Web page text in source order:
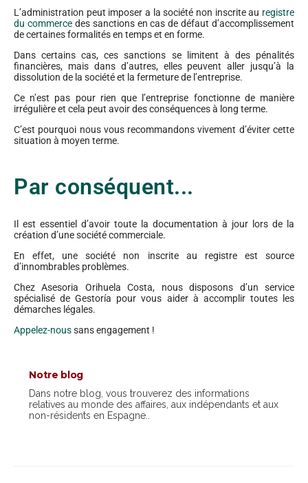
L’administration peut imposer a la société non inscrite au registre
du commercedes sanctions en cas de défaut d’accomplissement
de certaines formalités en temps et en forme.
Dans certains cas, ces sanctions se limitent à des pénalités
financières, mais dans d’autres, elles peuvent aller jusqu’à la
dissolution de la société et la fermeture de l’entreprise.
Ce n’est pas pour rien que l’entreprise fonctionne de manière
irrégulière et cela peut avoir des conséquences à long terme.
C’est pourquoi nous vous recommandons vivement d’éviter cette
situation à moyen terme.
Par conséquent...
Il est essentiel d’avoir toute la documentation à jour lors de la
création d’une société commerciale.
En effet, une société non inscrite au registre est source
d’innombrables problèmes.
Chez Asesoria Orihuela Costa, nous disposons d’un service
spécialisé de Gestoría pour vous aider à accomplir toutes les
démarches légales.
Appelez-noussans engagement !
Notre blog
Dans notre blog, vous trouverez des informations
relatives au monde des affaires, aux indépendants et aux
non-résidents en Espagne..